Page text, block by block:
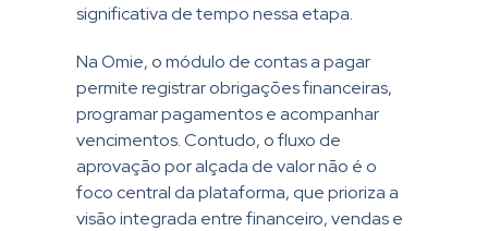
significativa de tempo nessa etapa.
Na Omie, o módulo de contas a pagar
permite registrar obrigações financeiras,
programar pagamentos e acompanhar
vencimentos. Contudo, o fluxo de
aprovação por alçada de valor não é o
foco central da plataforma, que prioriza a
visão integrada entre financeiro, vendas e